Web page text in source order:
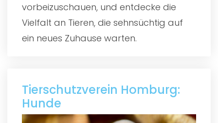
vorbeizuschauen, und entdecke die
Vielfalt an Tieren, die sehnsüchtig auf
ein neues Zuhause warten.
Tierschutzverein Homburg:
Hunde